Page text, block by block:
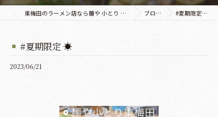
東梅田のラーメン店なら麺や 小とり 本店 ブログ #夏期限定 ☀️
#夏期限定 ☀️
2023/06/21